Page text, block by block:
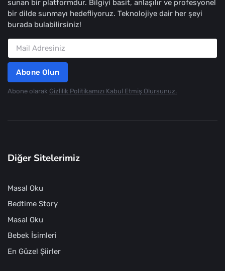
sunan bir platformdur. Bilgiyi basit, anlaşılır ve profesyonel
bir dilde sunmayı hedefliyoruz. Teknolojiye dair her şeyi
burada bulabilirsiniz!
Abone Olun
Abone olarak Gizlilik Politikamızı Kabul Etmiş Olursunuz.
Diğer Sitelerimiz
Masal Oku
Bedtime Story
Masal Oku
Bebek İsimleri
En Güzel Şiirler